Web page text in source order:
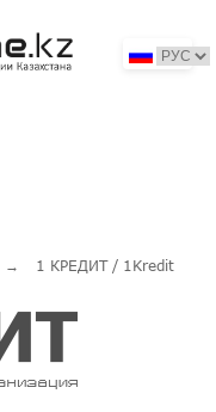
1 КРЕДИТ / 1Kredit